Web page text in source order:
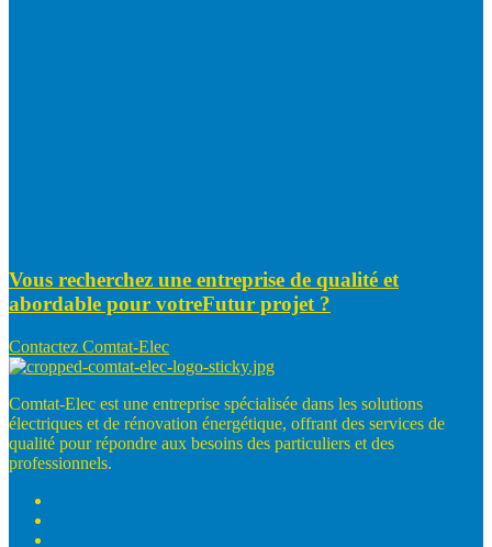
Vous recherchez une entreprise de qualité et
abordable pour votreFutur projet ?
Contactez Comtat-Elec
Comtat-Elec est une entreprise spécialisée dans les solutions
électriques et de rénovation énergétique, offrant des services de
qualité pour répondre aux besoins des particuliers et des
professionnels.